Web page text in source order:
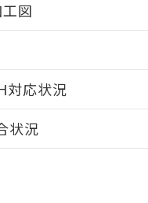
図
きます。
ログイン/会員登録
対応状況
項・凡例
状況
では、対応完了までの期間
対応品が混在することか
て対応品への在庫切替
とから、特段のことがない
1月12日より割愛しており